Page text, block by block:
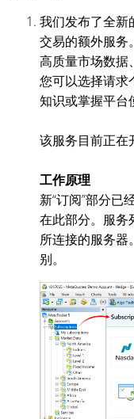
我们发布了全新
交易的额外服务
高质量市场数据
您可以选择请求
知识或掌握平台
该服务目前正在
工作原理
新“订阅”部分已
在此部分。服务
所连接的服务器
别。